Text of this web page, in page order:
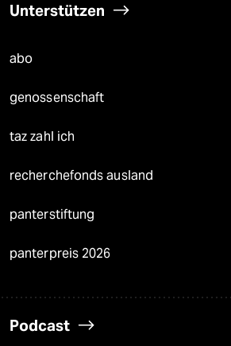
Unterstützen
abo
genossenschaft
taz zahl ich
recherchefonds ausland
panterstiftung
panterpreis 2026
Podcast